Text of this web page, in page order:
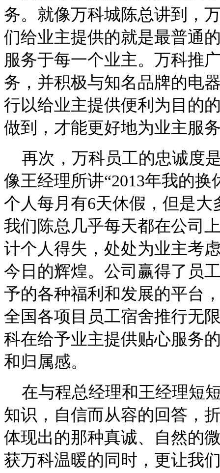
务。就像万科城陈总讲到，
们给业主提供的就是最普通
服务于每一个业主。万科推
务，并积极与知名品牌的电
行以给业主提供便利为目的
做到，才能更好地为业主服
再次，万科员工的忠诚度
像王经理所讲“2013年我的
个人每月有6天休假，但是
我们陈总几乎每天都在公司
计个人得失，处处为业主考
今日的辉煌。公司赢得了员
予的各种福利和发展的平台
全国各项目员工宿舍推行无
科在给予业主提供贴心服务
和归属感。
在与程总经理和王经理短
知识，自信而从容的回答，
体现出的那种真诚、自然的
获万科温暖的同时，更让我